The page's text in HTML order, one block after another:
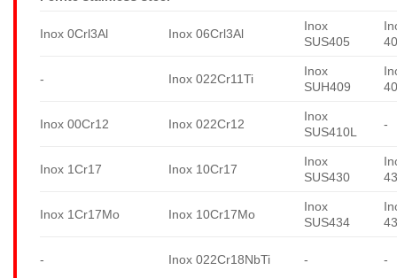
Inox 0Crl3Al Inox 06Crl3Al
Inox
SUS405
- Inox 022Cr11Ti
Inox
SUH409
Inox 00Cr12 Inox 022Cr12
Inox
SUS410L
-
Inox 1Cr17 Inox 10Cr17
Inox
SUS430
Inox 1Cr17Mo Inox 10Cr17Mo
Inox
SUS434
- Inox 022Cr18NbTi - -